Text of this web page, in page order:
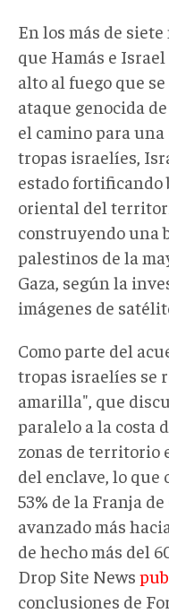
En los más de
que Hamás e
alto al fuego que
ataque genocida
el camino para
tropas israelíes,
estado fortificando
oriental del
construyendo una
palestinos de la
Gaza, según la
imágenes de
Como parte del
tropas israelíes se
amarilla", que
paralelo a la costa
zonas de territorio
del enclave, lo que
53% de la Franja
avanzado más
de hecho más del
Drop Site News
conclusiones de